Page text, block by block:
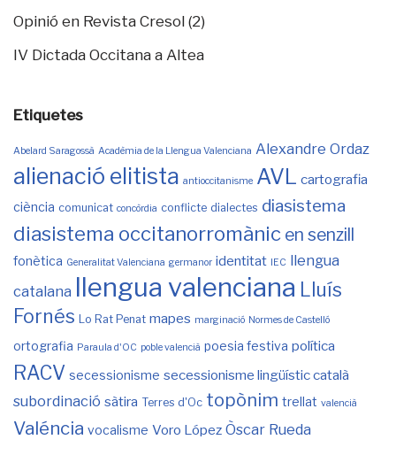
Opinió en Revista Cresol (2)
IV Dictada Occitana a Altea
Etiquetes
Abelard Saragossà Acadèmia de la Llengua Valenciana Alexandre Ordaz
alienació elitista antioccitanisme AVL cartografia
ciència comunicat concòrdia conflicte dialectes diasistema
diasistema occitanorromànic en senzill
fonètica Generalitat Valenciana germanor identitat IEC llengua
catalana llengua valenciana Lluís
Fornés
Lo Rat Penat mapes marginació Normes de Castelló
ortografia Paraula d'OC poble valencià poesia festiva política
RACV secessionisme secessionisme lingüístic català
subordinació sàtira Terres d'Oc topònim trellat valencià
Valéncia vocalisme Voro López Òscar Rueda